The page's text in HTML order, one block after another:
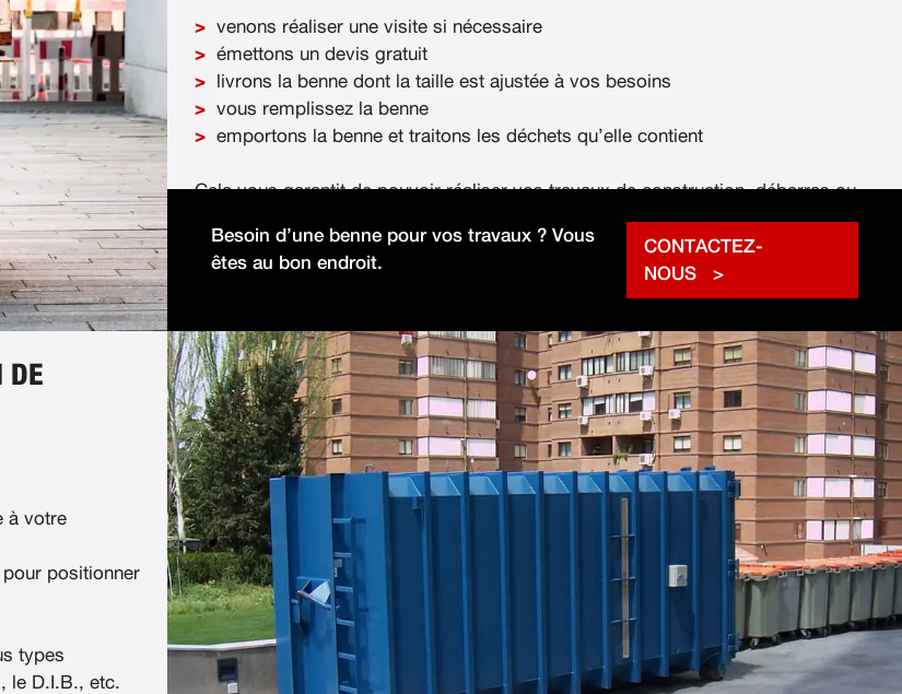
venons réaliser une visite si nécessaire
émettons un devis gratuit
livrons la benne dont la taille est ajustée à vos besoins
vous remplissez la benne
emportons la benne et traitons les déchets qu’elle contient
Cela vous garantit de pouvoir réaliser vos travaux de construction, débarras ou
Besoin d’une benne pour vos travaux ? Vous
êtes au bon endroit.
CONTACTEZ-
NOUS
DE
à votre
positionner
types
le D.I.B., etc.